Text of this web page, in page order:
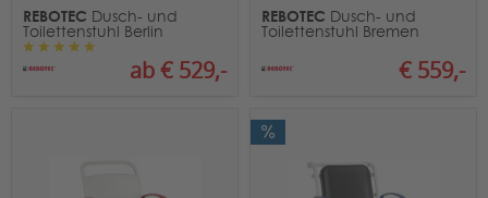
REBOTEC Dusch- und
Toilettenstuhl Berlin
ab € 529,-
REBOTEC Dusch- und
Toilettenstuhl Bremen
€ 559,-